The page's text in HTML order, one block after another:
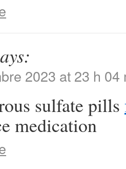
2023 at 23 h 04
sulfate pills
medication